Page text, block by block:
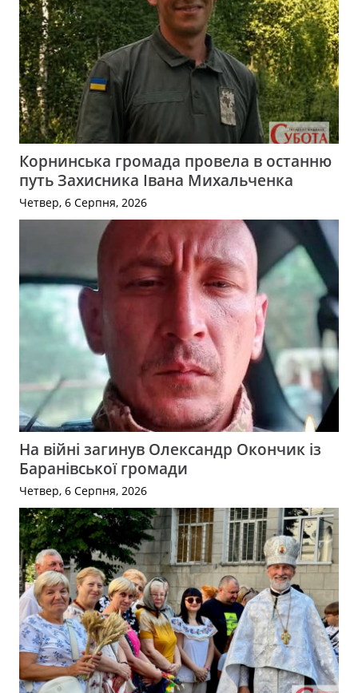
Корнинська громада провела в останню
путь Захисника Івана Михальченка
Четвер, 6 Серпня, 2026
На війні загинув Олександр Окончик із
Баранівської громади
Четвер, 6 Серпня, 2026